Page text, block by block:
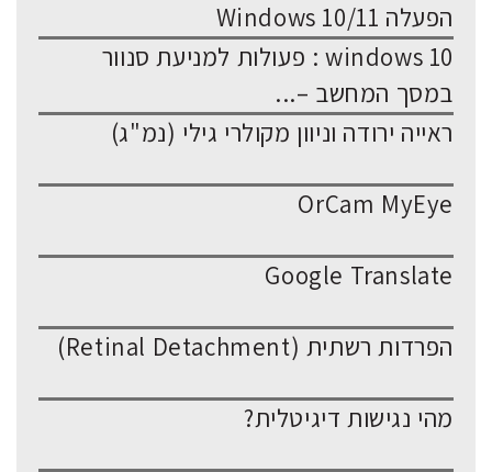
הפעלה Windows 10/11
windows 10 : פעולות למניעת סנוור
במסך המחשב –...
ראייה ירודה וניוון מקולרי גילי (נמ"ג)
OrCam MyEye
Google Translate
הפרדות רשתית (Retinal Detachment)
מהי נגישות דיגיטלית?